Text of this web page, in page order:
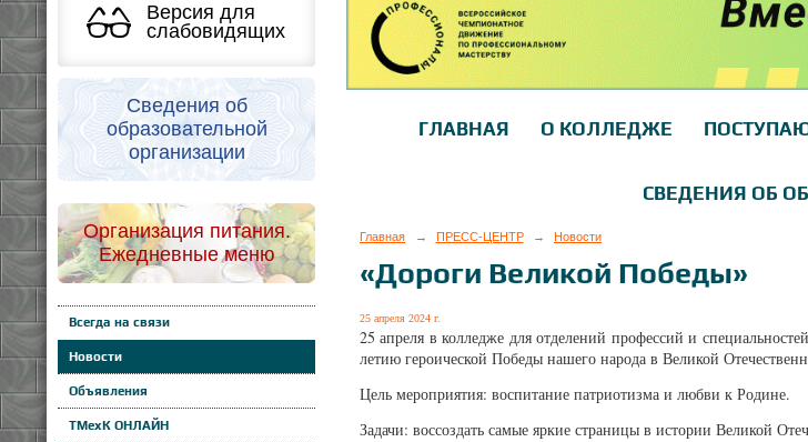
Версия для
слабовидящих
Сведения об
образовательной
организации
Организация питания.
Ежедневные меню
Всегда на связи
Новости
Объявления
ТМехК ОНЛАЙН
ГЛАВНАЯ О КОЛЛЕДЖЕ
СВЕДЕНИЯ ОБ
Главная → ПРЕСС-ЦЕНТР → Новости
«Дороги Великой Победы»
25 апреля 2024 г.
25 апреля в колледже для отделений профессий и
летию героической Победы нашего народа в Великой
Цель мероприятия: воспитание патриотизма и любви к Родине.
Задачи: воссоздать самые яркие страницы в истории Великой